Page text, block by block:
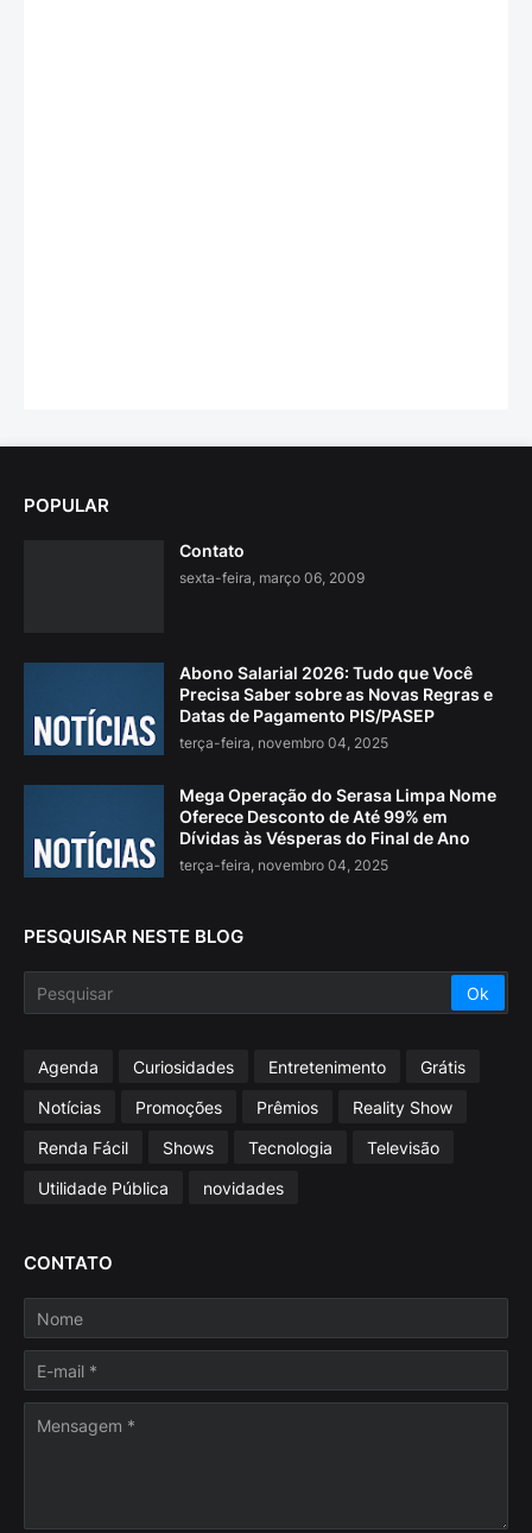
POPULAR
Contato
sexta-feira, março 06, 2009
Abono Salarial 2026: Tudo que Você
Precisa Saber sobre as Novas Regras e
Datas de Pagamento PIS/PASEP
terça-feira, novembro 04, 2025
Mega Operação do Serasa Limpa Nome
Oferece Desconto de Até 99% em
Dívidas às Vésperas do Final de Ano
terça-feira, novembro 04, 2025
PESQUISAR NESTE BLOG
Agenda Curiosidades Entretenimento
Grátis
Notícias
Promoções Prêmios
Reality Show
Renda Fácil
Shows Tecnologia
Televisão
Utilidade Pública
novidades
CONTATO